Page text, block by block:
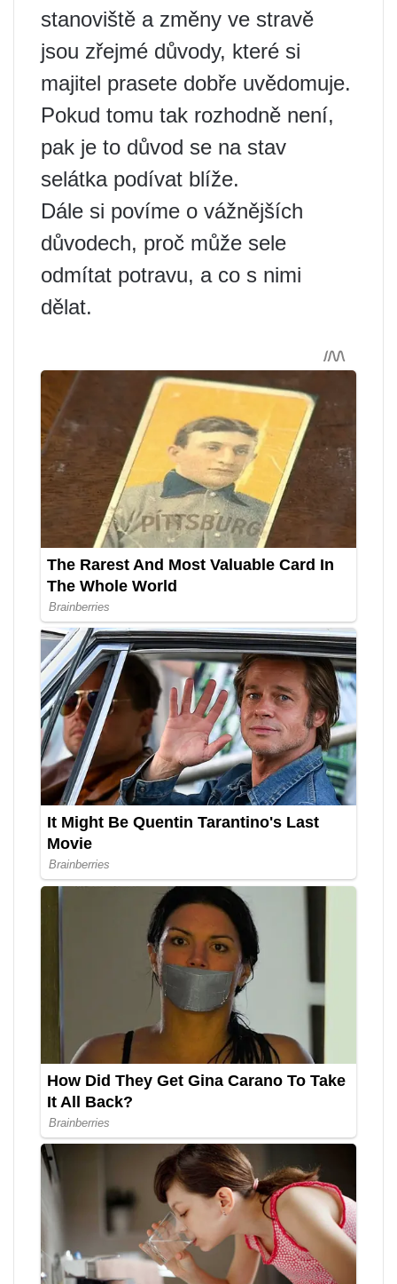
stanoviště a změny ve stravě
jsou zřejmé důvody, které si
majitel prasete dobře uvědomuje.
Pokud tomu tak rozhodně není,
pak je to důvod se na stav
selátka podívat blíže.
Dále si povíme o vážnějších
důvodech, proč může sele
odmítat potravu, a co s nimi
dělat.